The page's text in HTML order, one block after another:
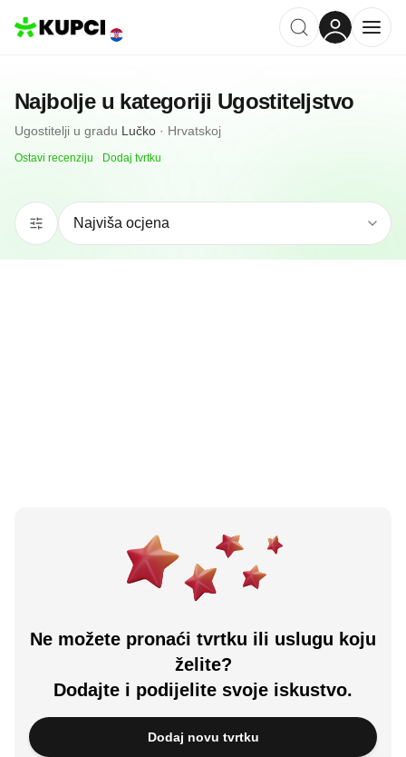
Najbolje u kategoriji Ugostiteljstvo
Ugostitelji u gradu Lučko · Hrvatskoj
Ostavi recenziju · Dodaj tvrtku
Ne možete pronaći tvrtku ili uslugu koju
želite?
Dodajte i podijelite svoje iskustvo.
Dodaj novu tvrtku